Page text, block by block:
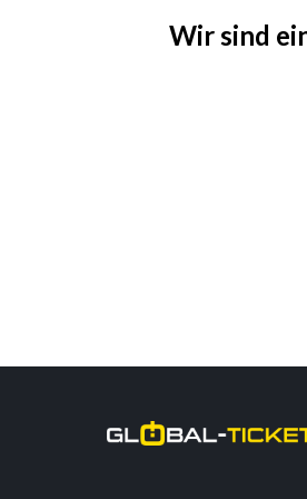
Wir sind
Startseite